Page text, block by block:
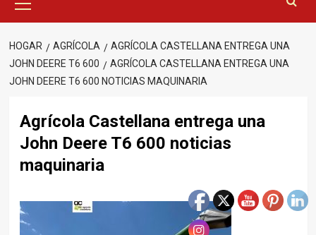
principal
HOGAR AGRÍCOLA
AGRÍCOLA CASTELLANA ENTREGA UNA
JOHN DEERE T6 600
AGRÍCOLA CASTELLANA ENTREGA UNA
JOHN DEERE T6 600 NOTICIAS MAQUINARIA
Agrícola Castellana entrega una
John Deere T6 600 noticias
maquinaria